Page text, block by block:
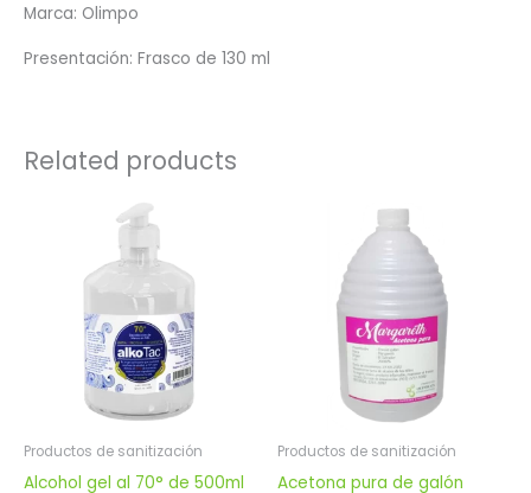
Marca: Olimpo
Presentación: Frasco de 130 ml
Related products
Productos de sanitización
Alcohol gel al 70° de 500ml
Productos de sanitización
Acetona pura de galón